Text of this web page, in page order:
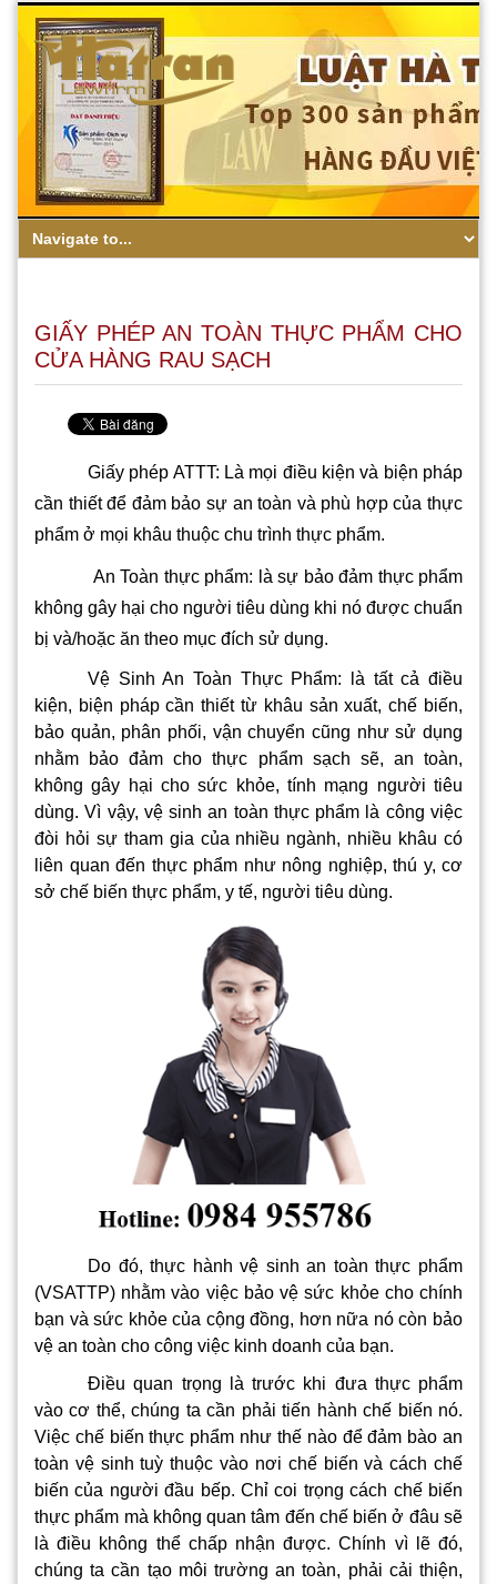
GIẤY PHÉP AN TOÀN THỰC PHẨM CHO
CỬA HÀNG RAU SẠCH
Giấy phép ATTT: Là mọi điều kiện và biện pháp
cần thiết để đảm bảo sự an toàn và phù hợp của thực
phẩm ở mọi khâu thuộc chu trình thực phẩm.
An Toàn thực phẩm: là sự bảo đảm thực phẩm
không gây hại cho người tiêu dùng khi nó được chuẩn
bị và/hoặc ăn theo mục đích sử dụng.
Vệ Sinh An Toàn Thực Phẩm: là tất cả điều
kiện, biện pháp cần thiết từ khâu sản xuất, chế biến,
bảo quản, phân phối, vận chuyển cũng như sử dụng
nhằm bảo đảm cho thực phẩm sạch sẽ, an toàn,
không gây hại cho sức khỏe, tính mạng người tiêu
dùng. Vì vậy, vệ sinh an toàn thực phẩm là công việc
đòi hỏi sự tham gia của nhiều ngành, nhiều khâu có
liên quan đến thực phẩm như nông nghiệp, thú y, cơ
sở chế biến thực phẩm, y tế, người tiêu dùng.
Do đó, thực hành vệ sinh an toàn thực phẩm
(VSATTP) nhằm vào việc bảo vệ sức khỏe cho chính
bạn và sức khỏe của cộng đồng, hơn nữa nó còn bảo
vệ an toàn cho công việc kinh doanh của bạn.
Điều quan trọng là trước khi đưa thực phẩm
vào cơ thể, chúng ta cần phải tiến hành chế biến nó.
Việc chế biến thực phẩm như thế nào để đảm bào an
toàn vệ sinh tuỳ thuộc vào nơi chế biến và cách chế
biến của người đầu bếp. Chỉ coi trọng cách chế biến
thực phẩm mà không quan tâm đến chế biến ở đâu sẽ
là điều không thể chấp nhận được. Chính vì lẽ đó,
chúng ta cần tạo môi trường an toàn, phải cải thiện,